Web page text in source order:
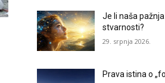
Je li naša
stvarnosti?
29. srpnja 2026.
Prava istina o